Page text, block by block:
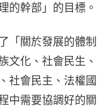
的幹部」的目標。
「關於發展的體制
文化、社會民生、
社會民主、法權國
中需要協調好的關